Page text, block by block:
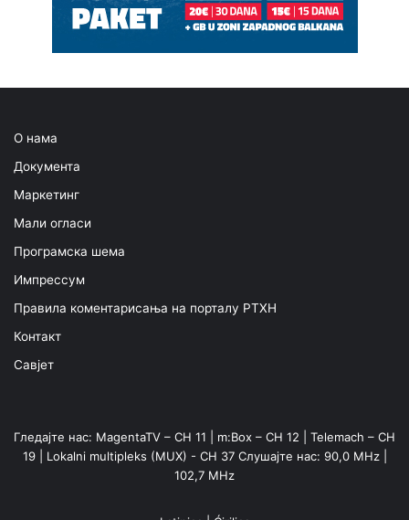
О нама
Документа
Маркетинг
Мали огласи
Програмска шема
Импрессум
Правила коментарисања на порталу РТХН
Контакт
Савјет
Гледајте нас: MagentaTV – CH 11 | m:Box – CH 12 | Telemach – CH
19 | Lokalni multipleks (MUX) - CH 37 Слушајте нас: 90,0 MHz |
102,7 MHz